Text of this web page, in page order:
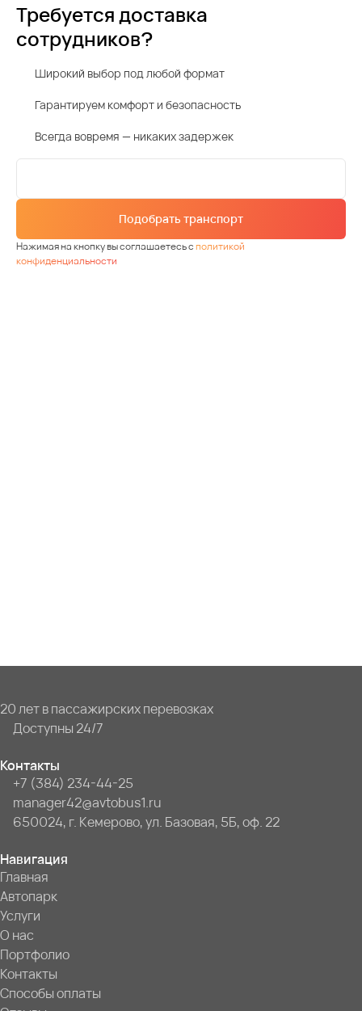
Требуется доставка
сотрудников?
Широкий выбор под любой формат
Гарантируем комфорт и безопасность
Всегда вовремя — никаких задержек
Подобрать транспорт
Нажимая на кнопку вы соглашаетесь сполитикой
конфиденциальности
20 лет в пассажирских перевозках
Доступны 24/7
Контакты
+7 (384) 234-44-25
manager42@avtobus1.ru
650024, г. Кемерово, ул. Базовая, 5Б, оф. 22
Навигация
Главная
Автопарк
Услуги
О нас
Портфолио
Контакты
Способы оплаты